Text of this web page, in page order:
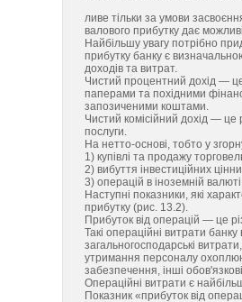
ливе тільки за умови
валового прибутку дає
Найбільшу увагу потрібно
прибутку банку є
доходів та витрат.
Чистий процентний дохід —
паперами та похідними
запозиченими коштами.
Чистий комісійний дохід — це
послуги.
На нетто-основі, тобто у
1) купівлі та продажу
2) вибуття інвестиційних
3) операцій в іноземній
Наступні показники, які
прибутку (рис. 13.2).
Прибуток від операцій — це
Такі операційні витрати
загальногосподарські
утримання персоналу
забезпечення, інші
Операційні витрати є
Показник «прибуток від